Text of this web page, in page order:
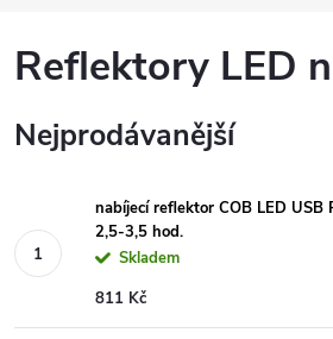
Reflektory LED
Nejprodávanější
nabíjecí reflektor COB LED
2,5-3,5 hod.
Skladem
811 Kč